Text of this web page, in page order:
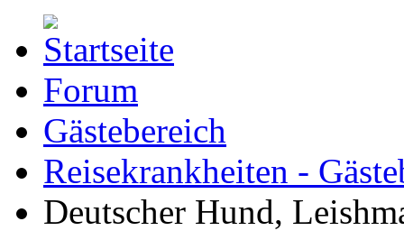
Forum
Gästebereich
Reisekrankheiten -
Deutscher Hund,